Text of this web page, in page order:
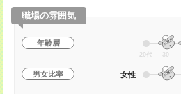
職場の雰囲気
年齢層
20代 30
男女比率 女性